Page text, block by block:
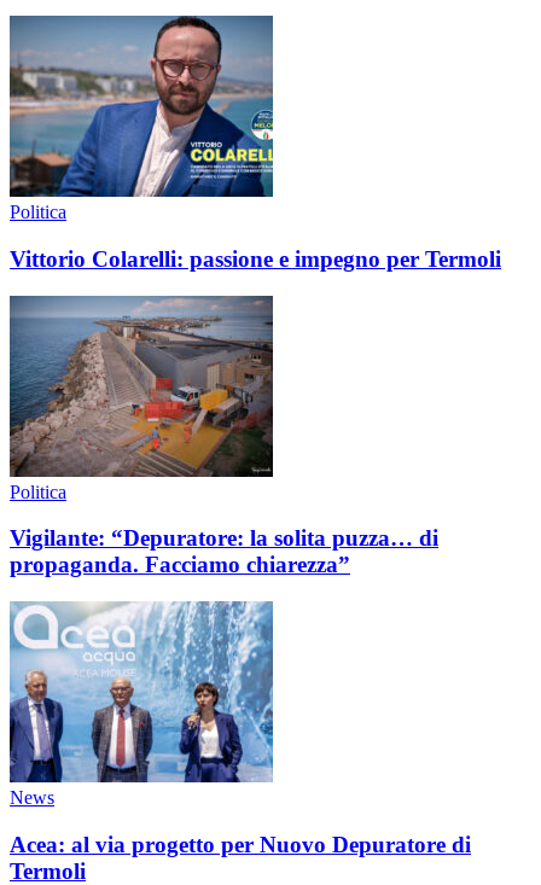
Politica
Vittorio Colarelli: passione e impegno per Termoli
Politica
Vigilante: “Depuratore: la solita puzza… di
propaganda. Facciamo chiarezza”
News
Acea: al via progetto per Nuovo Depuratore di
Termoli